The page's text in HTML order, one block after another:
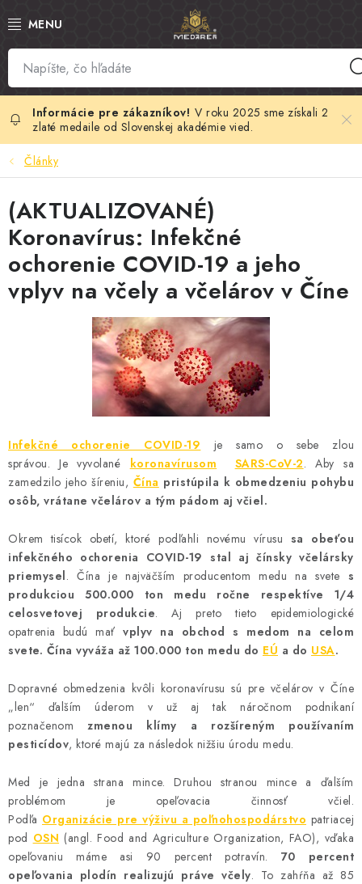
na
SLOVENSKÝ MED
MANUKA MED
VČELÍ PEĽ
MATERSKÁ KAŠIČKA
VČELÍ JED
MEDOVÁ KOZMETIKA
MEDOVÉ DARČEKOVÉ SETY
VÝROBKY Z VOSKU
DOPLNKY KU VČELÍM PRODUKTOM
MEDOVÉ CUKROVINKY
SLUŽBY VČELÁRA
DARČEKOVÝ POUKAZ
VČELÁRSKE POTREBY
LITERATÚRA - KNIHY
AKCIE A ZĽAVY
NOVINKY
ČOKOLÁDA
VÝŽIVOVÉ DOPLNKY
V roku 2025 sme získali 2
zlaté medaile od Slovenskej akadémie vied.
Články
(AKTUALIZOVANÉ)
Koronavírus: Infekčné
ochorenie COVID-19 a jeho
vplyv na včely a včelárov v Číne
Infekčné ochorenie COVID-19 je samo o sebe zlou
správou. Je vyvolané koronavírusom SARS-CoV-2. Aby sa
zamedzilo jeho šíreniu, Čína pristúpila k obmedzeniu pohybu
osôb, vrátane včelárov a tým pádom aj včiel.
Okrem tisícok obetí, ktoré podľahli novému vírusu sa obeťou
infekčného ochorenia COVID-19 stal aj čínsky včelársky
priemysel. Čína je najväčším producentom medu na svete s
produkciou 500.000 ton medu ročne respektíve 1/4
celosvetovej produkcie. Aj preto tieto epidemiologické
opatrenia budú maťvplyv na obchod s medom na celom
svete. Čína vyváža až 100.000 ton medu do EÚ a do USA.
Dopravné obmedzenia kvôli koronavírusu sú pre včelárov v Číne
„len“ ďalším úderom v už aj tak náročnom podnikaní
poznačenom zmenou klímy a rozšíreným používaním
pesticídov, ktoré majú za následok nižšiu úrodu medu.
Med je jedna strana mince. Druhou stranou mince a ďalším
problémom je opeľovacia činnosť včiel.
Podľa Organizácie pre výživu a poľnohospodárstvo patriacej
pod OSN (angl. Food and Agriculture Organization, FAO), vďaka
opeľovaniu máme asi 90 percent potravín. 70 percent
opeľovania plodín realizujú práve včely. To zahŕňa až 85